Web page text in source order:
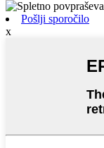
Pošlji sporočilo
x